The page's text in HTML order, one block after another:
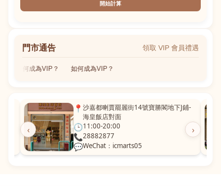
開始計算
門市通告 領取 VIP 會員禮遇
如何成為VIP？ 如何成為VIP？
‹ ›
📍 沙嘉都喇賈罷麗街14號寶勝閣地下J鋪-
海皇飯店對面
🕒11:00-20:00
📞28882877
💬WeChat：icmarts05